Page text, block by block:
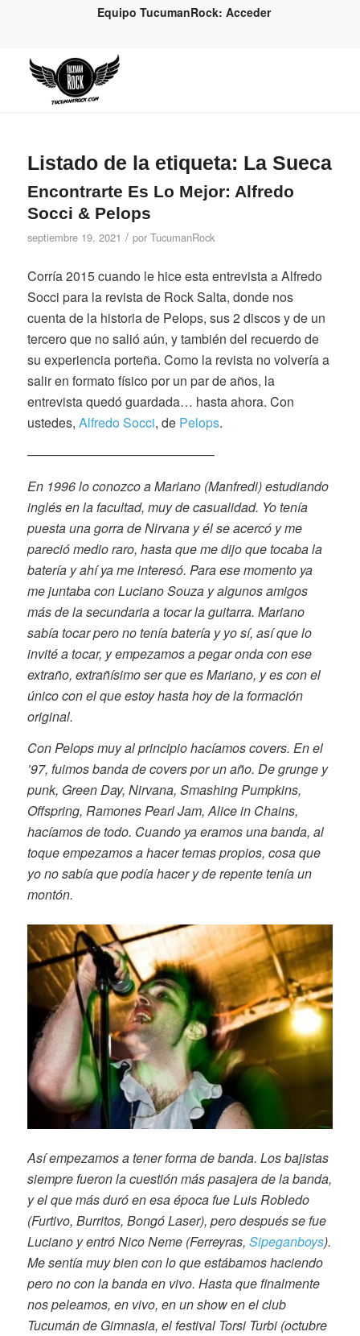
Equipo TucumanRock: Acceder
Listado de la etiqueta: La Sueca
Encontrarte Es Lo Mejor: Alfredo
Socci & Pelops
septiembre 19, 2021 / por TucumanRock
Corría 2015 cuando le hice esta entrevista a Alfredo
Socci para la revista de Rock Salta, donde nos
cuenta de la historia de Pelops, sus 2 discos y de un
tercero que no salió aún, y también del recuerdo de
su experiencia porteña. Como la revista no volvería a
salir en formato físico por un par de años, la
entrevista quedó guardada… hasta ahora. Con
ustedes, Alfredo Socci, de Pelops.
——————————————–
En 1996 lo conozco a Mariano (Manfredi) estudiando
inglés en la facultad, muy de casualidad. Yo tenía
puesta una gorra de Nirvana y él se acercó y me
pareció medio raro, hasta que me dijo que tocaba la
batería y ahí ya me interesó. Para ese momento ya
me juntaba con Luciano Souza y algunos amigos
más de la secundaria a tocar la guitarra. Mariano
sabía tocar pero no tenía batería y yo sí, así que lo
invité a tocar, y empezamos a pegar onda con ese
extraño, extrañísimo ser que es Mariano, y es con el
único con el que estoy hasta hoy de la formación
original.
Con Pelops muy al principio hacíamos covers. En el
’97, fuimos banda de covers por un año. De grunge y
punk, Green Day, Nirvana, Smashing Pumpkins,
Offspring, Ramones Pearl Jam, Alice in Chains,
hacíamos de todo. Cuando ya eramos una banda, al
toque empezamos a hacer temas propios, cosa que
yo no sabía que podía hacer y de repente tenía un
montón.
Así empezamos a tener forma de banda. Los bajistas
siempre fueron la cuestión más pasajera de la banda,
y el que más duró en esa época fue Luis Robledo
(Furtivo, Burritos, Bongó Laser), pero después se fue
Luciano y entró Nico Neme (Ferreyras, Sipeganboys).
Me sentía muy bien con lo que estábamos haciendo
pero no con la banda en vivo. Hasta que finalmente
nos peleamos, en vivo, en un show en el club
Tucumán de Gimnasia, el festival Torsi Turbi (octubre